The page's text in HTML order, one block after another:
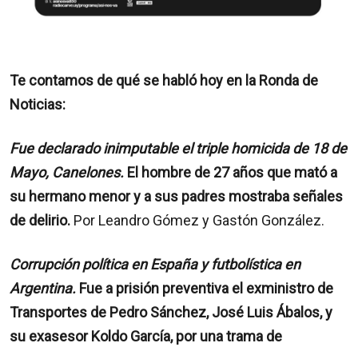
Te contamos de qué se habló hoy en la Ronda de
Noticias:
Fue declarado inimputable el triple homicida de 18 de
Mayo, Canelones. El hombre de 27 años que mató a
su hermano menor y a sus padres mostraba señales
de delirio. Por Leandro Gómez y Gastón González.
Corrupción política en España y futbolística en
Argentina. Fue a prisión preventiva el exministro de
Transportes de Pedro Sánchez, José Luis Ábalos, y
su exasesor Koldo García, por una trama de